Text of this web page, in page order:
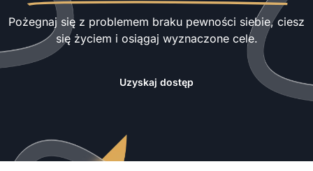
Pożegnaj się z problemem braku pewności siebie, ciesz
się życiem i osiągaj wyznaczone cele.
Uzyskaj dostęp